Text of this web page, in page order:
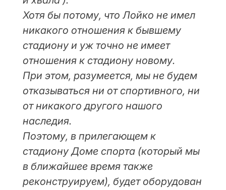
Хотя бы потому, что Лойко не имел
никакого отношения к бывшему
стадиону и уж точно не имеет
отношения к стадиону новому.
При этом, разумеется, мы не будем
отказываться ни от спортивного, ни
от никакого другого нашого
наследия.
Поэтому, в прилегающем к
стадиону Доме спорта (который мы
в ближайшее время также
реконструируем), будет оборудован